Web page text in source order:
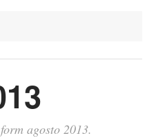
agosto 2013.